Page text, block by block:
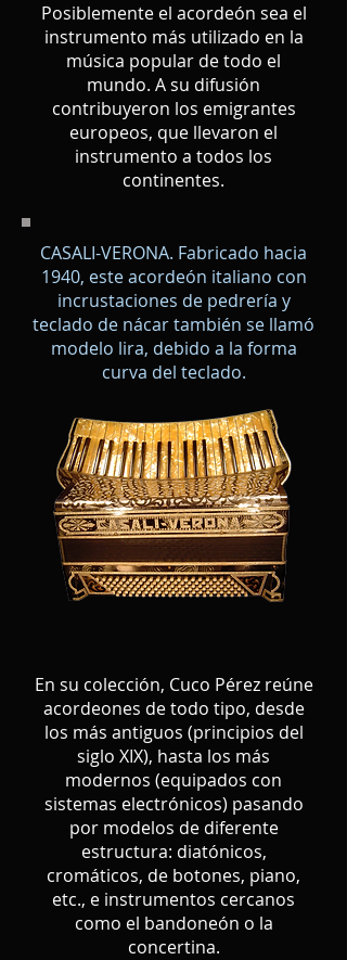
Posiblemente el acordeón sea el
instrumento más utilizado en la
música popular de todo el
mundo. A su difusión
contribuyeron los emigrantes
europeos, que llevaron el
instrumento a todos los
continentes.
CASALI-VERONA. Fabricado hacia
1940, este acordeón italiano con
incrustaciones de pedrería y
teclado de nácar también se llamó
modelo lira, debido a la forma
curva del teclado.
En su colección, Cuco Pérez reúne
acordeones de todo tipo, desde
los más antiguos (principios del
siglo XIX), hasta los más
modernos (equipados con
sistemas electrónicos) pasando
por modelos de diferente
estructura: diatónicos,
cromáticos, de botones, piano,
etc., e instrumentos cercanos
como el bandoneón o la
concertina.